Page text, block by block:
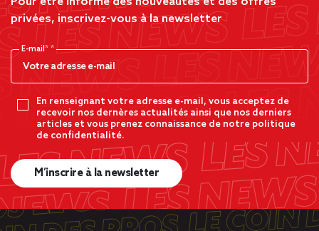
privées, inscrivez-vous à la newsletter
E-mail*
En renseignant votre adresse e-mail, vous acceptez de
recevoir nos dernères actualités ainsi que nos derniers
articles et vous prenez connaissance de notre politique
de confidentialité.
M’inscrire à la newsletter